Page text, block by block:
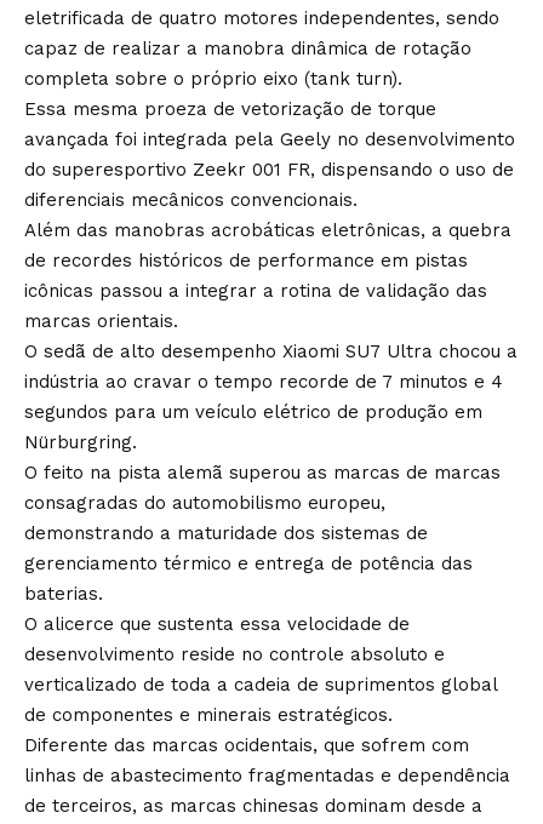
eletrificada de quatro motores independentes, sendo
capaz de realizar a manobra dinâmica de rotação
completa sobre o próprio eixo (tank turn).
Essa mesma proeza de vetorização de torque
avançada foi integrada pela Geely no desenvolvimento
do superesportivo Zeekr 001 FR, dispensando o uso de
diferenciais mecânicos convencionais.
Além das manobras acrobáticas eletrônicas, a quebra
de recordes históricos de performance em pistas
icônicas passou a integrar a rotina de validação das
marcas orientais.
O sedã de alto desempenho Xiaomi SU7 Ultra chocou a
indústria ao cravar o tempo recorde de 7 minutos e 4
segundos para um veículo elétrico de produção em
Nürburgring.
O feito na pista alemã superou as marcas de marcas
consagradas do automobilismo europeu,
demonstrando a maturidade dos sistemas de
gerenciamento térmico e entrega de potência das
baterias.
O alicerce que sustenta essa velocidade de
desenvolvimento reside no controle absoluto e
verticalizado de toda a cadeia de suprimentos global
de componentes e minerais estratégicos.
Diferente das marcas ocidentais, que sofrem com
linhas de abastecimento fragmentadas e dependência
de terceiros, as marcas chinesas dominam desde a